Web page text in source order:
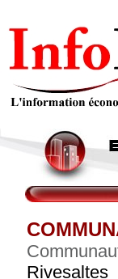
Rivesaltes